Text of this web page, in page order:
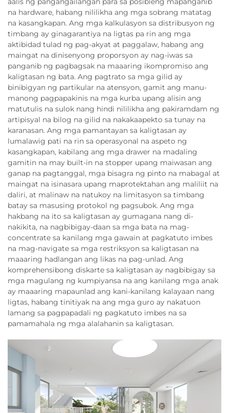
na hardware, habang nililikha ang mga sobrang matatag
na kasangkapan. Ang mga kalkulasyon sa distribusyon ng
timbang ay ginagarantiya na ligtas pa rin ang mga
aktibidad tulad ng pag-akyat at paggalaw, habang ang
maingat na dinisenyong proporsyon ay nag-iwas sa
panganib ng pagbagsak na maaaring ikompromiso ang
kaligtasan ng bata. Ang pagtrato sa mga gilid ay
binibigyan ng partikular na atensyon, gamit ang manu-
manong pagpapakinis na mga kurba upang alisin ang
matutulis na sulok nang hindi nililikha ang pakiramdam ng
artipisyal na bilog na gilid na nakakaapekto sa tunay na
karanasan. Ang mga pamantayan sa kaligtasan ay
lumalawig pati na rin sa operasyonal na aspeto ng
kasangkapan, kabilang ang mga drawer na madaling
gamitin na may built-in na stopper upang maiwasan ang
ganap na pagtanggal, mga bisagra ng pinto na mabagal at
maingat na isinasara upang maprotektahan ang maliliit na
daliri, at malinaw na natukoy na limitasyon sa timbang
batay sa masusing protokol ng pagsubok. Ang mga
hakbang na ito sa kaligtasan ay gumagana nang di-
nakikita, na nagbibigay-daan sa mga bata na mag-
concentrate sa kanilang mga gawain at pagkatuto imbes
na mag-navigate sa mga restriksyon sa kaligtasan na
maaaring hadlangan ang likas na pag-unlad. Ang
komprehensibong diskarte sa kaligtasan ay nagbibigay sa
mga magulang ng kumpiyansa na ang kanilang mga anak
ay maaaring mapaunlad ang kani-kanilang kalayaan nang
ligtas, habang tinitiyak na ang mga guro ay nakatuon
lamang sa pagpapadali ng pagkatuto imbes na sa
pamamahala ng mga alalahanin sa kaligtasan.